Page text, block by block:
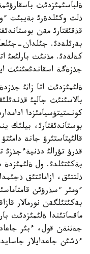
ةلباسئمئزدئث
ذلت وكئلدةرئ بةيبئت
قذقئقتارئ مةن
بةرئلةدئ. جئلدان-
كةلةدئ. مذنئث بارلئعئ
جذزةگة اسقاندئعئنئث
ةلئمئزدئث اتا زاثئ
بالاسئنئث جالپئ
كونستيتؤسيامئزدا
بوستاندئقتارئ، بيلئك
قالئپتاستئرؤ جانة
قذرؤ تؤرالئ دذنيةءجذزئ
بةكئتئلدئ. ول
ذلتتئق، ازاماتتئق
ءومئر ءسذرؤئن
بةكئتئلگةن نورمالار
ماقساتئندا ةلئمئزدئث
جةثنةن قول، ءبئر
ءذشئن جاعدايلار